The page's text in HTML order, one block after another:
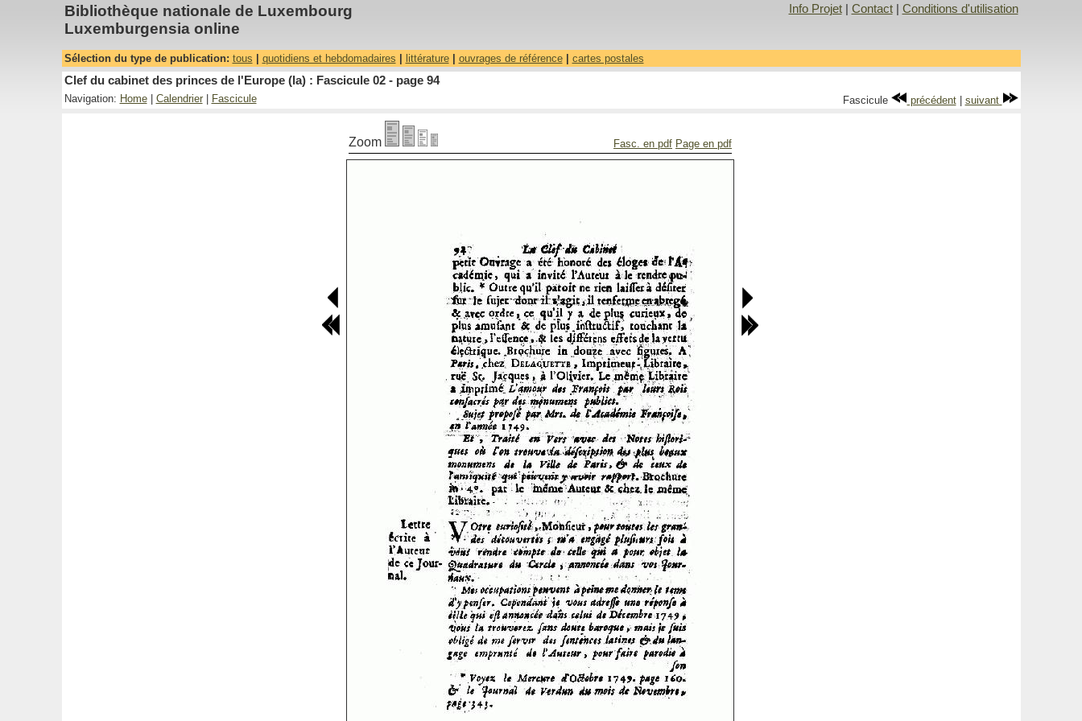
Bibliothèque nationale de Luxembourg
Luxemburgensia online
Info Projet| Contact| Conditions d'utilisation
Sélection du type de publication: tous quotidiens et hebdomadaires littérature| ouvrages de référence| cartes postales
Clef du cabinet des princes de l'Europe (la) : Fascicule 02 - page 94
Navigation: Home| Calendrier| Fascicule Fascicule précédent| suivant
Zoom Fasc. en pdf Page en pdf